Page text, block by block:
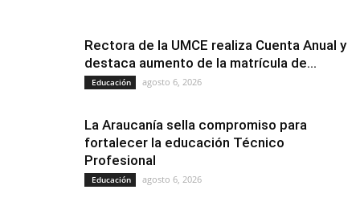
Rectora de la UMCE realiza Cuenta Anual y
destaca aumento de la matrícula de...
Educación agosto 6, 2026
La Araucanía sella compromiso para
fortalecer la educación Técnico
Profesional
Educación agosto 6, 2026